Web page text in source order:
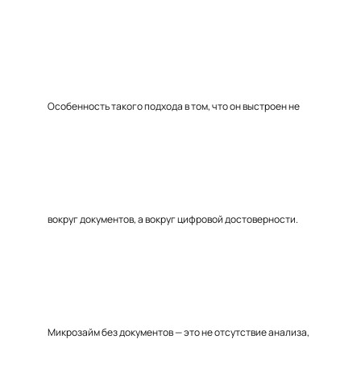
Особенность такого подхода в том, что он выстроен не
вокруг документов, а вокруг цифровой достоверности.
Микрозайм без документов — это не отсутствие анализа,